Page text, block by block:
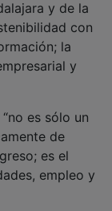
con
la
y
de
es el
empleo y